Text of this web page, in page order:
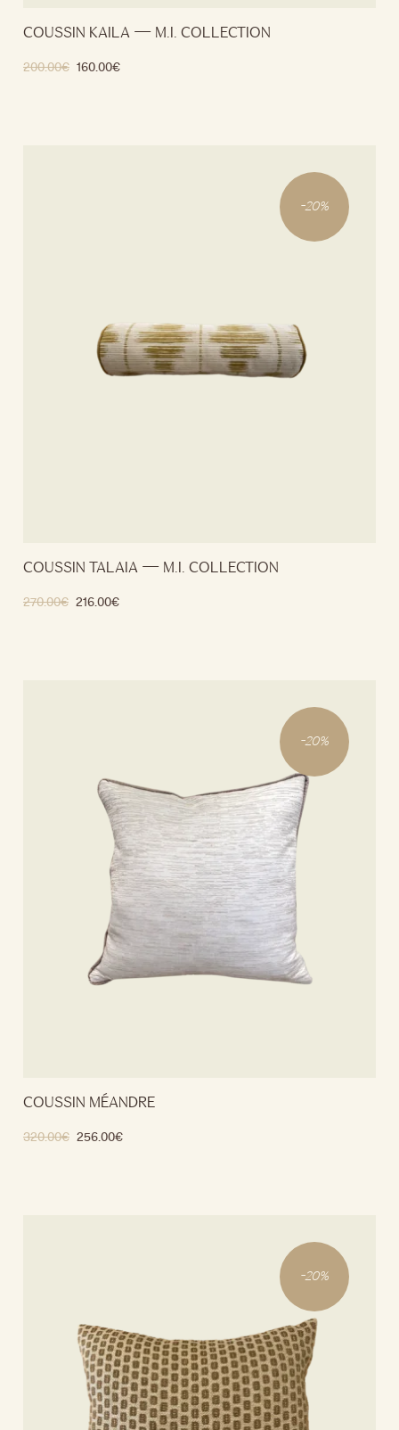
COUSSIN KAILA — M.I. COLLECTION
200.00€ 160.00€
-20%
COUSSIN TALAIA — M.I. COLLECTION
270.00€ 216.00€
-20%
COUSSIN MÉANDRE
320.00€ 256.00€
-20%